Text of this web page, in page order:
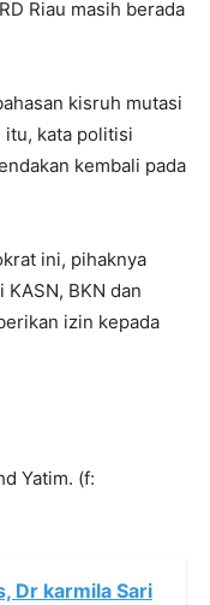
Riau masih berada
kisruh mutasi
itu, kata politisi
kembali pada
ini, pihaknya
BKN dan
izin kepada
Yatim. (f:
Dr karmila Sari